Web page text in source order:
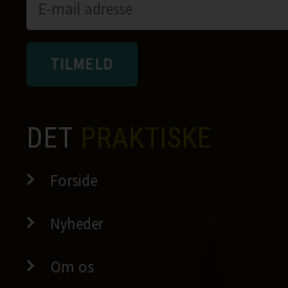
DET
Forside
Nyheder
Om os